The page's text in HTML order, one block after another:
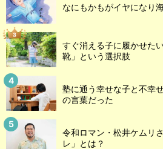
なにもかもがイヤになり
すぐ消える子に履かせた
靴」という選択肢
塾に通う幸せな子と不幸
の言葉だった
令和ロマン・松井ケムリ
レ」とは？